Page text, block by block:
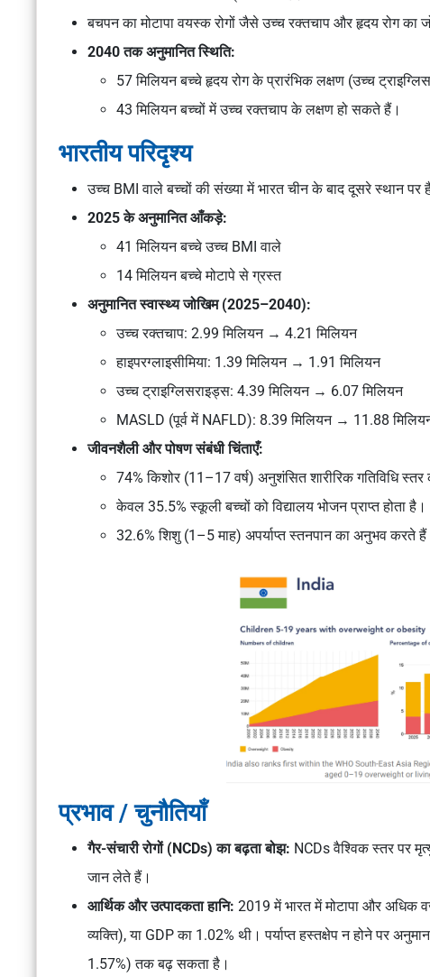
बचपन का मोटापा वयस्क रोगों जैसे उच्च रक्तचाप और हृदय रोग का
2040 तक अनुमानित स्थिति:
57 मिलियन बच्चे हृदय रोग के प्रारंभिक लक्षण (उच्च
43 मिलियन बच्चों में उच्च रक्तचाप के लक्षण हो सकते हैं।
भारतीय परिदृश्य
उच्च BMI वाले बच्चों की संख्या में भारत चीन के बाद दूसरे स्थान पर
2025 के अनुमानित आँकड़े:
41 मिलियन बच्चे उच्च BMI वाले
14 मिलियन बच्चे मोटापे से ग्रस्त
अनुमानित स्वास्थ्य जोखिम (2025–2040):
उच्च रक्तचाप: 2.99 मिलियन → 4.21 मिलियन
हाइपरग्लाइसीमिया: 1.39 मिलियन → 1.91 मिलियन
उच्च ट्राइग्लिसराइड्स: 4.39 मिलियन → 6.07 मिलियन
MASLD (पूर्व में NAFLD): 8.39 मिलियन → 11.88
जीवनशैली और पोषण संबंधी चिंताएँ:
74% किशोर (11–17 वर्ष) अनुशंसित शारीरिक गतिविधि स्तर
केवल 35.5% स्कूली बच्चों को विद्यालय भोजन प्राप्त होता है।
32.6% शिशु (1–5 माह) अपर्याप्त स्तनपान का अनुभव करते
प्रभाव / चुनौतियाँ
गैर-संचारी रोगों (NCDs) का बढ़ता बोझ: NCDs वैश्विक स्तर पर
जान लेते हैं।
आर्थिक और उत्पादकता हानि: 2019 में भारत में मोटापा और अधिक
व्यक्ति), या GDP का 1.02% थी। पर्याप्त हस्तक्षेप न होने पर
1.57%) तक बढ़ सकता है।